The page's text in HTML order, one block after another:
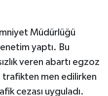
Müdürlüğü
yaptı. Bu
veren abartı egzoz
trafikten men edilirken
cezası uyguladı.